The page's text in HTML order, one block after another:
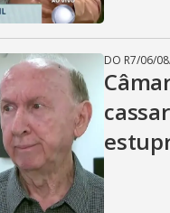
DO R7/06/